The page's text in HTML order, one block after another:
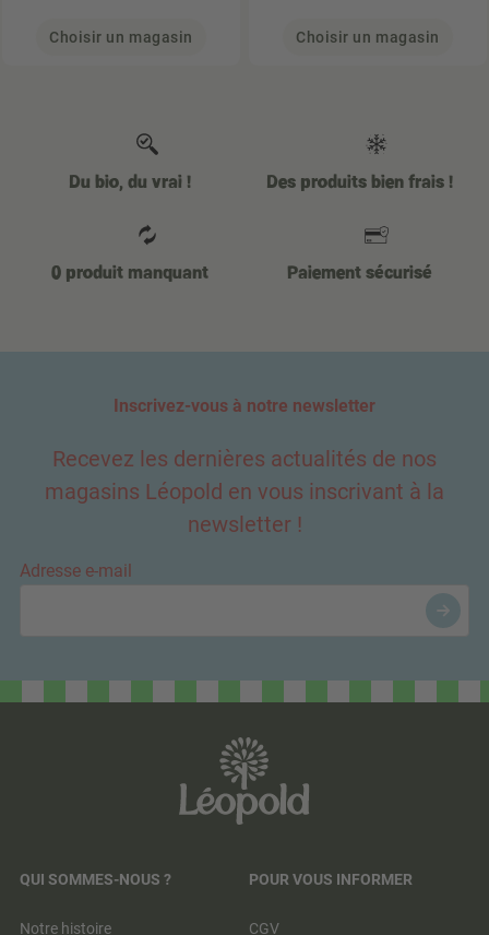
Choisir un magasin Choisir un magasin
Du bio, du vrai ! Des produits bien frais !
0 produit manquant Paiement sécurisé
Inscrivez-vous à notre newsletter
Recevez les dernières actualités de nos
magasins Léopold en vous inscrivant à la
newsletter !
Adresse e-mail
QUI SOMMES-NOUS ?
Notre histoire
POUR VOUS INFORMER
CGV